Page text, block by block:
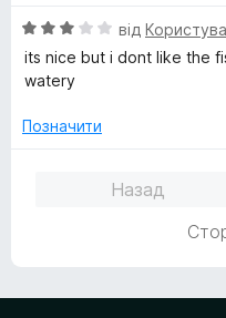
3
з
5
н
к
а
з
О
ц
к
від
its nice but i dont like the
watery
Позначити
Назад